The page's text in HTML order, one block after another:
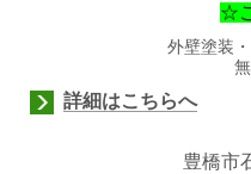
☆
外壁塗装
詳細はこちらへ
豊橋市